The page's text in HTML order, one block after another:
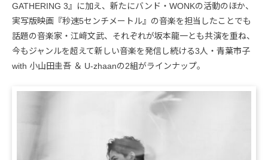
GATHERING 3』に加え、新たにバンド・WONKの活動のほか、
実写版映画『秒速5センチメートル』の音楽を担当したことでも
話題の音楽家・江﨑文武、それぞれが坂本龍一とも共演を重ね、
今もジャンルを超えて新しい音楽を発信し続ける3人・青葉市子
with 小山田圭吾 ＆ U-zhaanの2組がラインナップ。